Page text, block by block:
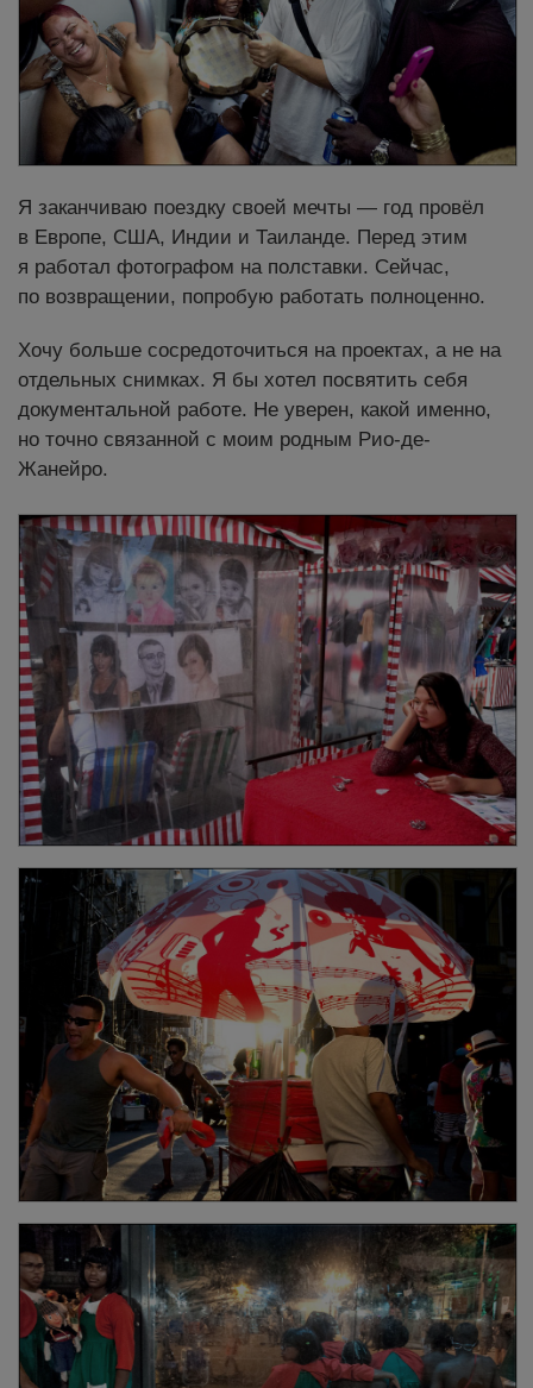
Я заканчиваю поездку своей мечты — год провёл
в Европе, США, Индии и Таиланде. Перед этим
я работал фотографом на полставки. Сейчас,
по возвращении, попробую работать полноценно.
Хочу больше сосредоточиться на проектах, а не на
отдельных снимках. Я бы хотел посвятить себя
документальной работе. Не уверен, какой именно,
но точно связанной с моим родным Рио-де-
Жанейро.